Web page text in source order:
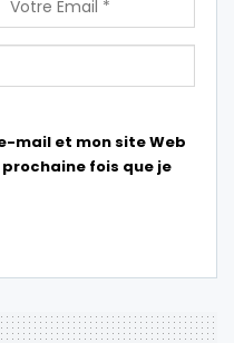
mail et mon site Web
fois que je